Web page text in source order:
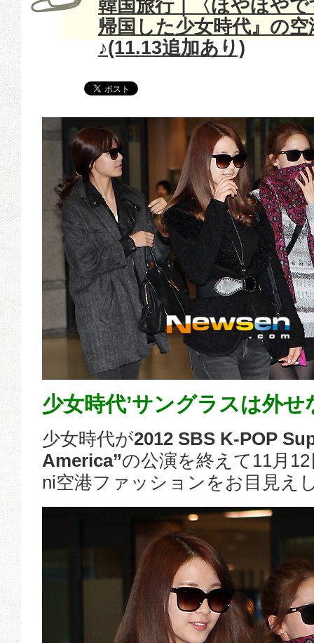
韓国旅行｜〈ほやほや
帰国した少女時代』の
♪(11.13追加あり)
少女時代’サングラスは外せ
少女時代が2012 SBS K-POP
America”の公演を終えて11月
ni空港ファッションをお目見え